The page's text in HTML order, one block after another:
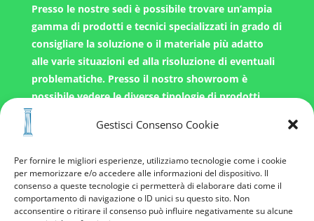
Gestisci Consenso Cookie
Per fornire le migliori esperienze, utilizziamo tecnologie come i cookie
per memorizzare e/o accedere alle informazioni del dispositivo. Il
consenso a queste tecnologie ci permetterà di elaborare dati come il
comportamento di navigazione o ID unici su questo sito. Non
acconsentire o ritirare il consenso può influire negativamente su alcune
Presso le nostre sedi è possibile trovare un’ampia
gamma di prodotti e tecnici specializzati in grado di
consigliare la soluzione o il materiale più adatto
alle varie situazioni ed alla risoluzione di eventuali
problematiche. Presso il nostro showroom è
possibile vedere le diverse tipologie di prodotti
montati con diverse finiture.
CONTATTACI